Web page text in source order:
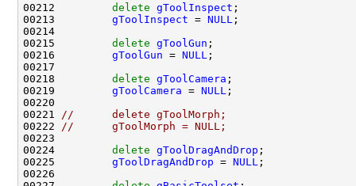
00212 delete gToolInspect
00213 gToolInspect = NULL
00215 delete gToolGun
00216 gToolGun = NULL
00218 delete gToolCamera
00219 gToolCamera = NULL
00221
//      delete gToolMorph;
00222
//      gToolMorph = NULL;
00224 delete gToolDragAndDrop
00225 gToolDragAndDrop = NULL